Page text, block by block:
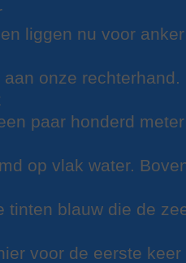
liggen nu voor
onze
paar honderd
op vlak water.
tinten blauw die de
voor de eerste